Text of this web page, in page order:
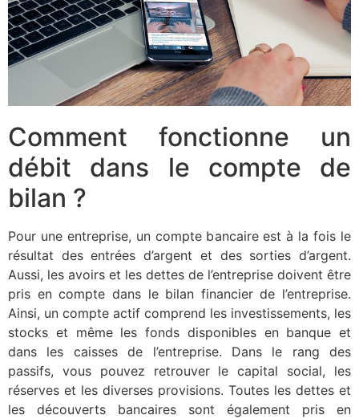
Comment fonctionne un
débit dans le compte de
bilan ?
Pour une entreprise, un compte bancaire est à la fois le
résultat des entrées d’argent et des sorties d’argent.
Aussi, les avoirs et les dettes de l’entreprise doivent être
pris en compte dans le bilan financier de l’entreprise.
Ainsi, un compte actif comprend les investissements, les
stocks et même les fonds disponibles en banque et
dans les caisses de l’entreprise. Dans le rang des
passifs, vous pouvez retrouver le capital social, les
réserves et les diverses provisions. Toutes les dettes et
les découverts bancaires sont également pris en